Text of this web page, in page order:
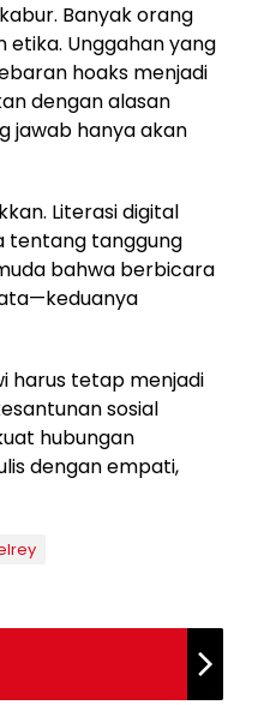
Banyak orang
Unggahan yang
hoaks menjadi
dengan alasan
jawab hanya akan
Literasi digital
tentang tanggung
bahwa berbicara
harus tetap menjadi
sosial
hubungan
dengan empati,